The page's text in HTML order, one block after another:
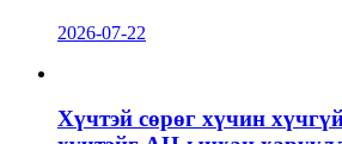
2026-07-22
Хүчтэй сөрөг хүчин